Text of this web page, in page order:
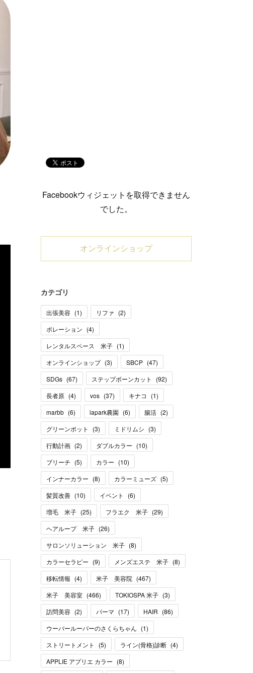
Facebookウィジェットを取得できません
でした。
オンラインショップ
カテゴリ
出張美容 (1) リファ (2)
ポレーション (4)
レンタルスペース 米子 (1)
オンラインショップ (3) SBCP (47)
SDGs (67) ステップボーンカット (92)
長者原 (4) vos (37) キナコ (1)
marbb (6) lapark農園 (6) 腸活 (2)
グリーンポット
(3) ミドリムシ (3)
行動計画 (2) ダブルカラー (10)
ブリーチ (5) カラー (10)
インナーカラー (8) カラーミューズ (5)
髪質改善 (10) イベント (6)
増毛 米子 (25) フラエク 米子 (29)
ヘアループ 米子 (26)
サロンソリューション 米子 (8)
カラーセラピー (9) メンズエステ 米子 (8)
移転情報 (4) 米子 美容院 (467)
米子 美容室 (466) TOKIOSPA 米子 (3)
訪問美容 (2) パーマ (17) HAIR (86)
ウーパールーパーのさくらちゃん (1)
ストリートメント
(5) ライン(骨格)診断 (4)
APPLIE アプリエ カラー (8)